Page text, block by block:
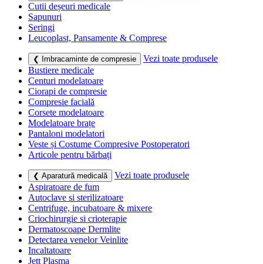
Cutii deșeuri medicale
Sapunuri
Seringi
Leucoplast, Pansamente & Comprese
❮ Imbracaminte de compresie
Vezi toate produsele
Bustiere medicale
Centuri modelatoare
Ciorapi de compresie
Compresie facială
Corsete modelatoare
Modelatoare brațe
Pantaloni modelatori
Veste și Costume Compresive Postoperatori
Articole pentru bărbați
❮ Aparatură medicală
Vezi toate produsele
Aspiratoare de fum
Autoclave si sterilizatoare
Centrifuge, incubatoare & mixere
Criochirurgie si crioterapie
Dermatoscoape Dermlite
Detectarea venelor Veinlite
Incaltatoare
Jett Plasma